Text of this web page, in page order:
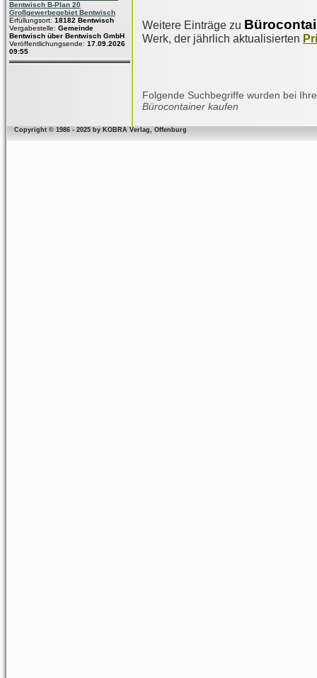
Bentwisch B-Plan 20
Großgewerbegebiet Bentwisch
Erfüllungsort: 18182 Bentwisch
Vergabestelle: Gemeinde
Bentwisch über Bentwisch GmbH
Veröffentlichungsende: 17.09.2026
09:55
Weitere Einträge zu
Werk, der jährlich aktualisierten
Folgende Suchbegriffe wurden bei
Bürocontainer kaufen
Copyright © 1986 - 2025 by KOBRA Verlag, Offenburg